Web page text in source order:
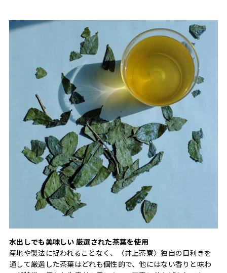
水出しでも美味しい 厳選された茶葉を使用
産地や製法に捉われることなく、〈井上茶寮〉独自の目利きを
通して厳選した茶葉はどれも個性的で、他にはない香りと味わ